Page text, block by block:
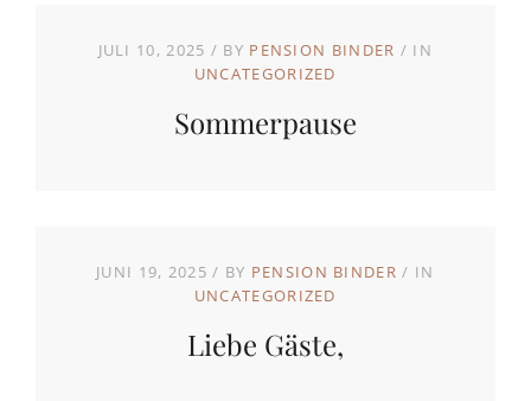
JULI 10, 2025 BY PENSION BINDER
IN
UNCATEGORIZED
Sommerpause
JUNI 19, 2025 BY PENSION BINDER
IN
UNCATEGORIZED
Liebe Gäste,